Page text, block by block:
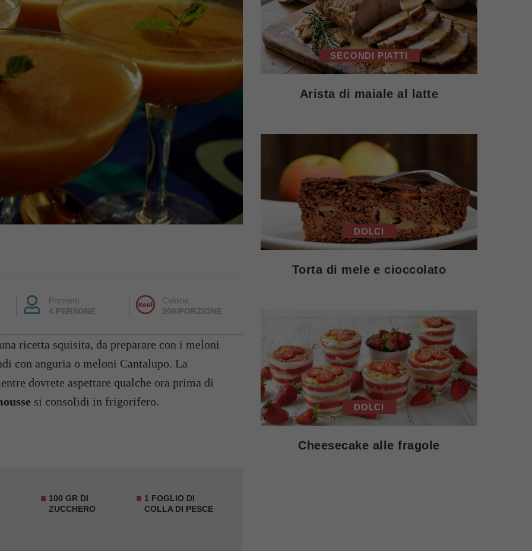
Porzioni:
4 PERSONE
Calorie:
200/PORZIONE
ricetta squisita, da preparare con i meloni
con anguria o meloni Cantalupo. La
dovrete aspettare qualche ora prima di
si consolidi in frigorifero.
100 GR DI
ZUCCHERO
1 FOGLIO DI
COLLA DI PESCE
SECONDI PIATTI
Arista di maiale al latte
DOLCI
Torta di mele e cioccolato
DOLCI
Cheesecake alle fragole